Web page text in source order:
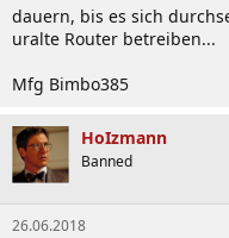
dauern, bis es sich
uralte Router betreiben...
Mfg Bimbo385
HoIzmann
Banned
26.06.2018